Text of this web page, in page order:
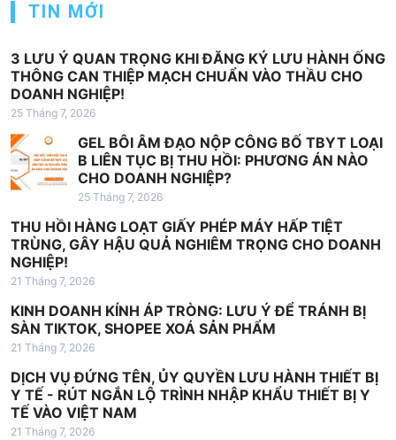
n
g
b
à
v
i
t
TIN MỚI
3 LƯU Ý QUAN TRỌNG KHI ĐĂNG KÝ LƯU HÀNH ỐNG
THÔNG CAN THIỆP MẠCH CHUẨN VÀO THẦU CHO
DOANH NGHIỆP!
25 Tháng 7, 2026
GEL BÔI ÂM ĐẠO NỘP CÔNG BỐ TBYT LOẠI
B LIÊN TỤC BỊ THU HỒI: PHƯƠNG ÁN NÀO
CHO DOANH NGHIỆP?
25 Tháng 7, 2026
THU HỒI HÀNG LOẠT GIẤY PHÉP MÁY HẤP TIỆT
TRÙNG, GÂY HẬU QUẢ NGHIÊM TRỌNG CHO DOANH
NGHIỆP!
21 Tháng 7, 2026
KINH DOANH KÍNH ÁP TRÒNG: LƯU Ý ĐỂ TRÁNH BỊ
SÀN TIKTOK, SHOPEE XOÁ SẢN PHẨM
21 Tháng 7, 2026
DỊCH VỤ ĐỨNG TÊN, ỦY QUYỀN LƯU HÀNH THIẾT BỊ
Y TẾ - RÚT NGẮN LỘ TRÌNH NHẬP KHẨU THIẾT BỊ Y
TẾ VÀO VIỆT NAM
21 Tháng 7, 2026